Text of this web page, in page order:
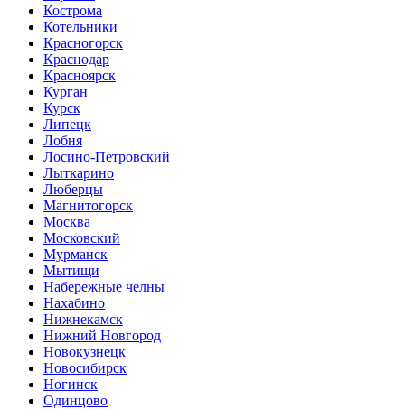
Кострома
Котельники
Красногорск
Краснодар
Красноярск
Курган
Курск
Липецк
Лобня
Лосино-Петровский
Лыткарино
Люберцы
Магнитогорск
Москва
Московский
Мурманск
Мытищи
Набережные челны
Нахабино
Нижнекамск
Нижний Новгород
Новокузнецк
Новосибирск
Ногинск
Одинцово